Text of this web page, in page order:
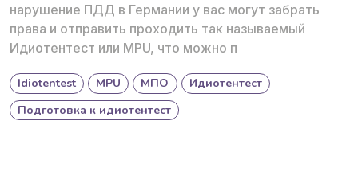
нарушение ПДД в Германии у вас могут забрать
права и отправить проходить так называемый
Идиотентест или MPU, что можно п
Idiotentest MPU МПО
Идиотентест
Подготовка к идиотентест